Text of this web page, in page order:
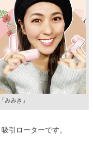
みみき」
引ローターです。